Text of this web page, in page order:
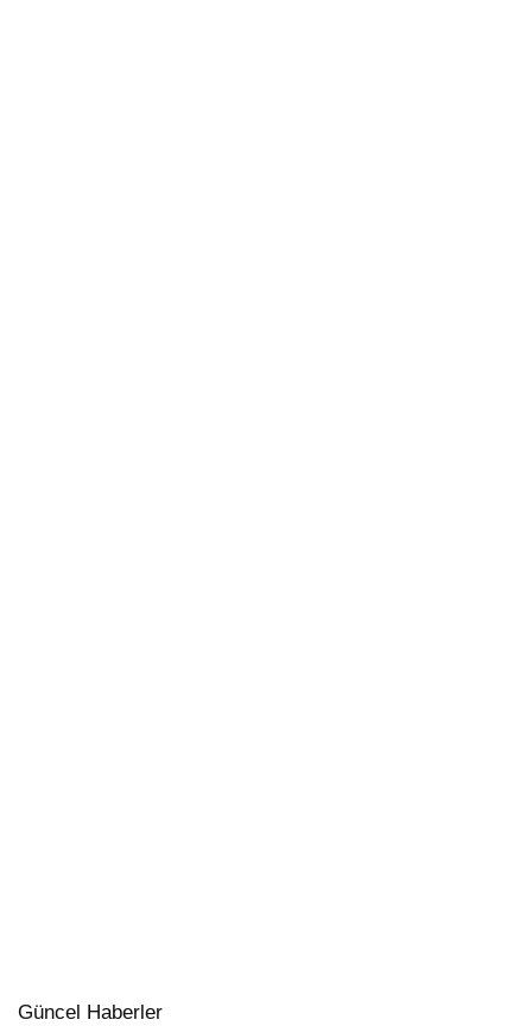
Güncel Haberler